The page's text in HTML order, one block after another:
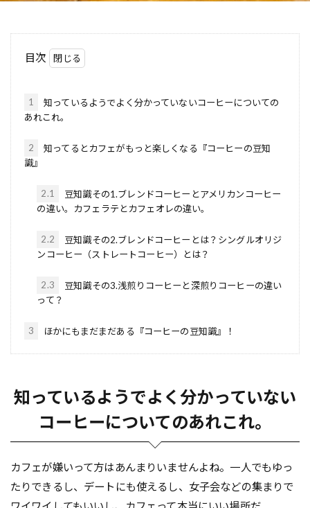
目次
1
知っているようでよく分かっていないコーヒーについての
あれこれ。
2
知ってるとカフェがもっと楽しくなる『コーヒーの豆知
識』
2.1
豆知識その1.ブレンドコーヒーとアメリカンコーヒー
の違い。カフェラテとカフェオレの違い。
2.2
豆知識その2.ブレンドコーヒーとは？シングルオリジ
ンコーヒー（ストレートコーヒー）とは？
2.3
豆知識その3.浅煎りコーヒーと深煎りコーヒーの違い
って？
3 ほかにもまだまだある『コーヒーの豆知識』！
知っているようでよく分かっていない
コーヒーについてのあれこれ。
カフェが嫌いって方はあんまりいませんよね。一人でもゆっ
たりできるし、デートにも使えるし、女子会などの集まりで